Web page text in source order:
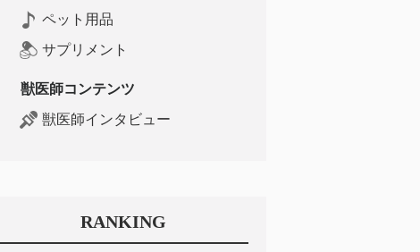
ペット用品
サプリメント
獣医師コンテンツ
獣医師インタビュー
RANKING